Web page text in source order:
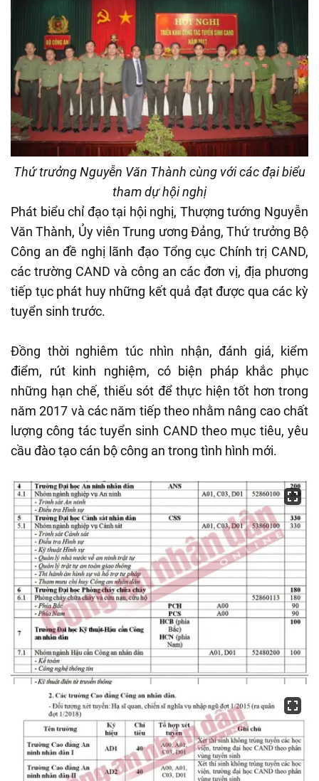
Thứ trưởng Nguyễn Văn Thành cùng với các đại biểu
tham dự hội nghị
Phát biểu chỉ đạo tại hội nghị, Thượng tướng Nguyễn
Văn Thành, Ủy viên Trung ương Đảng, Thứ trưởng Bộ
Công an đề nghị lãnh đạo Tổng cục Chính trị CAND,
các trường CAND và công an các đơn vị, địa phương
tiếp tục phát huy những kết quả đạt được qua các kỳ
tuyển sinh trước.
Đồng thời nghiêm túc nhìn nhận, đánh giá, kiểm
điểm, rút kinh nghiệm, có biện pháp khắc phục
những hạn chế, thiếu sót để thực hiện tốt hơn trong
năm 2017 và các năm tiếp theo nhằm nâng cao chất
lượng công tác tuyển sinh CAND theo mục tiêu, yêu
cầu đào tạo cán bộ công an trong tình hình mới.